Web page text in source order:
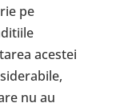
pe
acestei
nu au